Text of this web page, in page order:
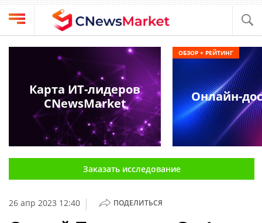
Выбрать
провайдера
Компании
обзоры
О
проекте
CNews
Конференции
Техника
Заказать исследование
26 апр 2023 12:40 | ПОДЕЛИТЬСЯ
Карта ИТ-лидеров
CNewsMarket
Онлайн-
ОБЗОР + РЕЙТИНГ